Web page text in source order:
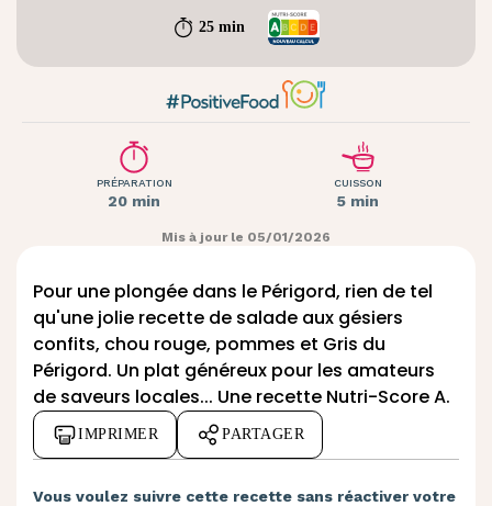
25 min
PRÉPARATION
20 min
CUISSON
5 min
Mis à jour le 05/01/2026
Pour une plongée dans le Périgord, rien de tel
qu'une jolie recette de salade aux gésiers
confits, chou rouge, pommes et Gris du
Périgord. Un plat généreux pour les amateurs
de saveurs locales... Une recette Nutri-Score A.
IMPRIMER PARTAGER
Vous voulez suivre cette recette sans réactiver votre